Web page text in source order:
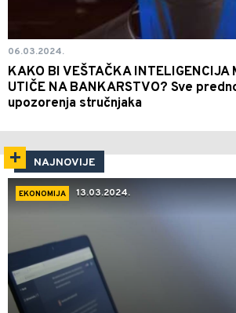
06.03.2024.
KAKO BI VEŠTAČKA INTELIGENCIJA
UTIČE NA BANKARSTVO? Sve
upozorenja stručnjaka
NAJNOVIJE
EKONOMIJA 13.03.2024.